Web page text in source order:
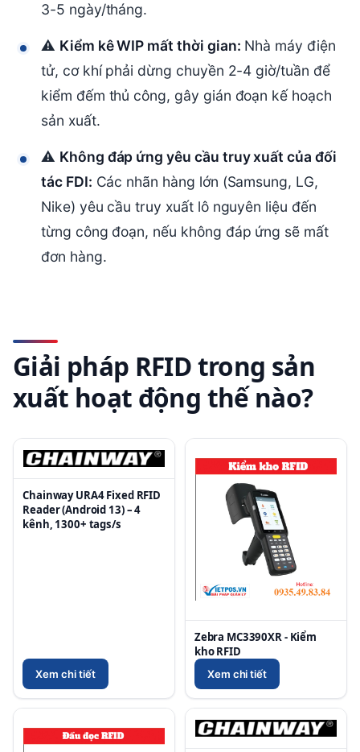
3-5 ngày/tháng.
⚠ Kiểm kê WIP mất thời gian: Nhà máy điện
tử, cơ khí phải dừng chuyền 2-4 giờ/tuần để
kiểm đếm thủ công, gây gián đoạn kế hoạch
sản xuất.
⚠ Không đáp ứng yêu cầu truy xuất của đối
tác FDI: Các nhãn hàng lớn (Samsung, LG,
Nike) yêu cầu truy xuất lô nguyên liệu đến
từng công đoạn, nếu không đáp ứng sẽ mất
đơn hàng.
Giải pháp RFID trong sản
xuất hoạt động thế nào?
Chainway URA4 Fixed RFID
Reader (Android 13) – 4
kênh, 1300+ tags/s
Xem chi tiết
Zebra MC3390XR - Kiểm
kho RFID
Xem chi tiết